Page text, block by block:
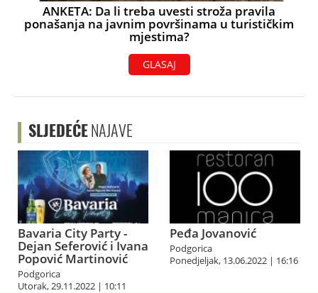
ANKETA: Da li treba uvesti stroža pravila
ponašanja na javnim površinama u turističkim
mjestima?
GLASAJ
SLJEDEĆENAJAVE
Bavaria City Party -
Dejan Seferović i Ivana
Popović Martinović
Podgorica
Utorak, 29.11.2022 | 10:11
Peđa Jovanović
Podgorica
Ponedjeljak, 13.06.2022 | 16:16